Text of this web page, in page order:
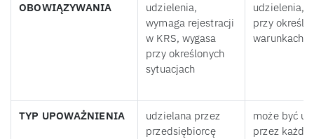
OBOWIĄZYWANIA
udzielenia,
wymaga rejestracji
w KRS, wygasa
przy określonych
sytuacjach
udzielenia,
przy
warunkach
TYP UPOWAŻNIENIA
udzielana przez
przedsiębiorcę
może być
przez każdą